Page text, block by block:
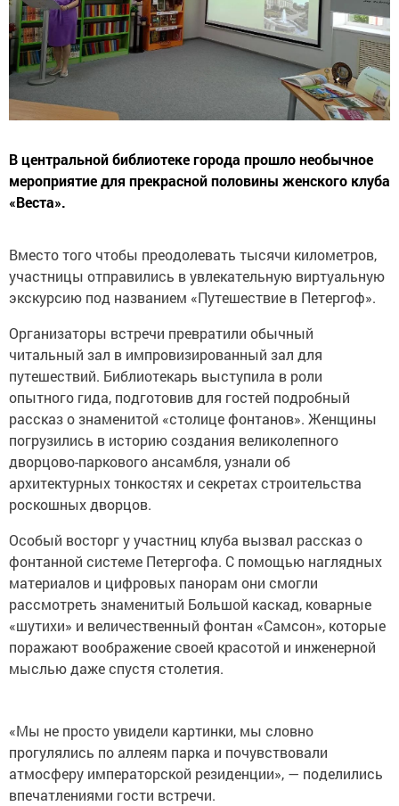
В центральной библиотеке города прошло необычное
мероприятие для прекрасной половины женского клуба
«Веста».
Вместо того чтобы преодолевать тысячи километров,
участницы отправились в увлекательную виртуальную
экскурсию под названием «Путешествие в Петергоф».
Организаторы встречи превратили обычный
читальный зал в импровизированный зал для
путешествий. Библиотекарь выступила в роли
опытного гида, подготовив для гостей подробный
рассказ о знаменитой «столице фонтанов». Женщины
погрузились в историю создания великолепного
дворцово-паркового ансамбля, узнали об
архитектурных тонкостях и секретах строительства
роскошных дворцов.
Особый восторг у участниц клуба вызвал рассказ о
фонтанной системе Петергофа. С помощью наглядных
материалов и цифровых панорам они смогли
рассмотреть знаменитый Большой каскад, коварные
«шутихи» и величественный фонтан «Самсон», которые
поражают воображение своей красотой и инженерной
мыслью даже спустя столетия.
«Мы не просто увидели картинки, мы словно
прогулялись по аллеям парка и почувствовали
атмосферу императорской резиденции», — поделились
впечатлениями гости встречи.